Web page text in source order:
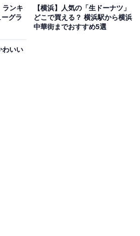
類以上のビール、ドイツ料理など
トーバーフェスト専用ビールの醸
ビールが登場
ランキ
グラ
【横浜】人気の「生ドーナツ」
どこで買える？ 横浜駅から横浜
中華街までおすすめ5選
わいい